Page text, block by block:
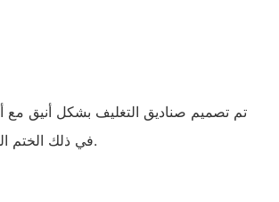
تم تصميم صناديق التغليف بشكل أنيق مع
في ذلك الختم الساخن، والتذهيب، والمعالجة بالأشعة فوق البنفسجية.